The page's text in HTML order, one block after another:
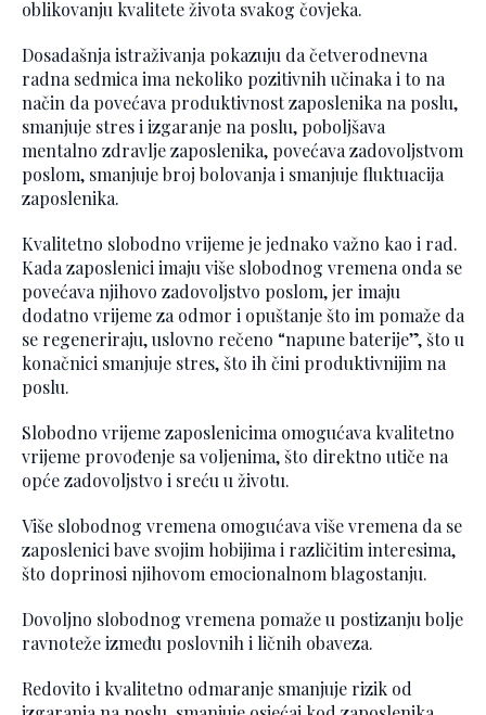
oblikovanju kvalitete života svakog čovjeka.
Dosadašnja istraživanja pokazuju da četverodnevna
radna sedmica ima nekoliko pozitivnih učinaka i to na
način da povećava produktivnost zaposlenika na poslu,
smanjuje stres i izgaranje na poslu, poboljšava
mentalno zdravlje zaposlenika, povećava zadovoljstvom
poslom, smanjuje broj bolovanja i smanjuje fluktuacija
zaposlenika.
Kvalitetno slobodno vrijeme je jednako važno kao i rad.
Kada zaposlenici imaju više slobodnog vremena onda se
povećava njihovo zadovoljstvo poslom, jer imaju
dodatno vrijeme za odmor i opuštanje što im pomaže da
se regeneriraju, uslovno rečeno “napune baterije”, što u
konačnici smanjuje stres, što ih čini produktivnijim na
poslu.
Slobodno vrijeme zaposlenicima omogućava kvalitetno
vrijeme provođenje sa voljenima, što direktno utiče na
opće zadovoljstvo i sreću u životu.
Više slobodnog vremena omogućava više vremena da se
zaposlenici bave svojim hobijima i različitim interesima,
što doprinosi njihovom emocionalnom blagostanju.
Dovoljno slobodnog vremena pomaže u postizanju bolje
ravnoteže između poslovnih i ličnih obaveza.
Redovito i kvalitetno odmaranje smanjuje rizik od